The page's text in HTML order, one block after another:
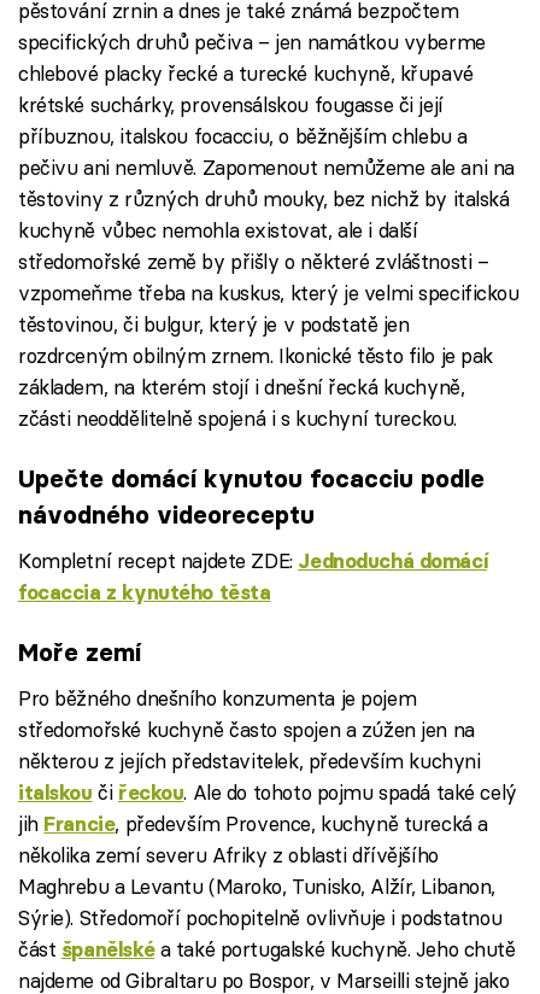
pěstování zrnin a dnes je také známá bezpočtem
specifických druhů pečiva – jen namátkou vyberme
chlebové placky řecké a turecké kuchyně, křupavé
krétské suchárky, provensálskou fougasse či její
příbuznou, italskou focacciu, o běžnějším chlebu a
pečivu ani nemluvě. Zapomenout nemůžeme ale ani na
těstoviny z různých druhů mouky, bez nichž by italská
kuchyně vůbec nemohla existovat, ale i další
středomořské země by přišly o některé zvláštnosti –
vzpomeňme třeba na kuskus, který je velmi specifickou
těstovinou, či bulgur, který je v podstatě jen
rozdrceným obilným zrnem. Ikonické těsto filo je pak
základem, na kterém stojí i dnešní řecká kuchyně,
zčásti neoddělitelně spojená i s kuchyní tureckou.
Upečte domácí kynutou focacciu podle
návodného videoreceptu
Kompletní recept najdete ZDE: Jednoduchá domácí
focaccia z kynutého těsta
Moře zemí
Pro běžného dnešního konzumenta je pojem
středomořské kuchyně často spojen a zúžen jen na
některou z jejích představitelek, především kuchyni
italskou či řeckou. Ale do tohoto pojmu spadá také celý
jih Francie, především Provence, kuchyně turecká a
několika zemí severu Afriky z oblasti dřívějšího
Maghrebu a Levantu (Maroko, Tunisko, Alžír, Libanon,
Sýrie). Středomoří pochopitelně ovlivňuje i podstatnou
část španělskéa také portugalské kuchyně. Jeho chutě
najdeme od Gibraltaru po Bospor, v Marseilli stejně jako